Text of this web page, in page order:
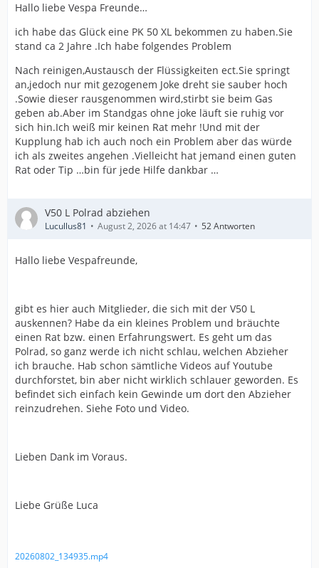
Hallo liebe Vespa Freunde…
ich habe das Glück eine PK 50 XL bekommen zu haben.Sie
stand ca 2 Jahre .Ich habe folgendes Problem
Nach reinigen,Austausch der Flüssigkeiten ect.Sie springt
an,jedoch nur mit gezogenem Joke dreht sie sauber hoch
.Sowie dieser rausgenommen wird,stirbt sie beim Gas
geben ab.Aber im Standgas ohne joke läuft sie ruhig vor
sich hin.Ich weiß mir keinen Rat mehr !Und mit der
Kupplung hab ich auch noch ein Problem aber das würde
ich als zweites angehen .Vielleicht hat jemand einen guten
Rat oder Tip …bin für jede Hilfe dankbar …
V50 L Polrad abziehen
Lucullus81 August 2, 2026 at 14:47 52 Antworten
Hallo liebe Vespafreunde,
gibt es hier auch Mitglieder, die sich mit der V50 L
auskennen? Habe da ein kleines Problem und bräuchte
einen Rat bzw. einen Erfahrungswert. Es geht um das
Polrad, so ganz werde ich nicht schlau, welchen Abzieher
ich brauche. Hab schon sämtliche Videos auf Youtube
durchforstet, bin aber nicht wirklich schlauer geworden. Es
befindet sich einfach kein Gewinde um dort den Abzieher
reinzudrehen. Siehe Foto und Video.
Lieben Dank im Voraus.
Liebe Grüße Luca
20260802_134935.mp4